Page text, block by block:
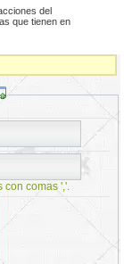
del
que tienen en
comas ','.